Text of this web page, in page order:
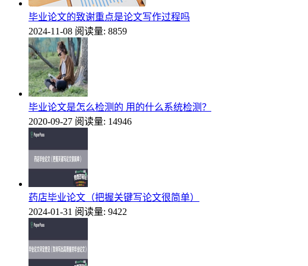
毕业论文的致谢重点是论文写作过程吗
2024-11-08 阅读量: 8859
毕业论文是怎么检测的 用的什么系统检测？
2020-09-27 阅读量: 14946
药店毕业论文（把握关键写论文很简单）
2024-01-31 阅读量: 9422